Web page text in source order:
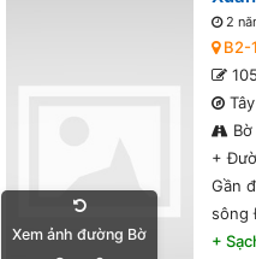
Xem ảnh đường Bờ
-
Lan,
2
B2-
+
Gần
sông
+